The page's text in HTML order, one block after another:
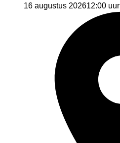
16 augustus 202612:00 uur